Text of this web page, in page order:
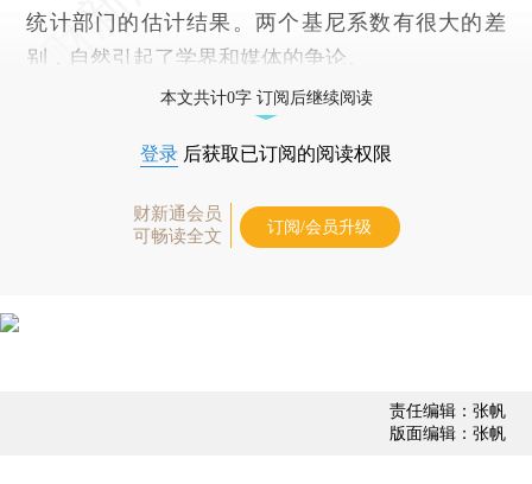
统计部门的估计结果。两个基尼系数有很大的差
别，自然引起了学界和媒体的争论。
本文共计0字 订阅后继续阅读
登录 后获取已订阅的阅读权限
财新通会员
可畅读全文
订阅/会员升级
责任编辑：张帆
版面编辑：张帆